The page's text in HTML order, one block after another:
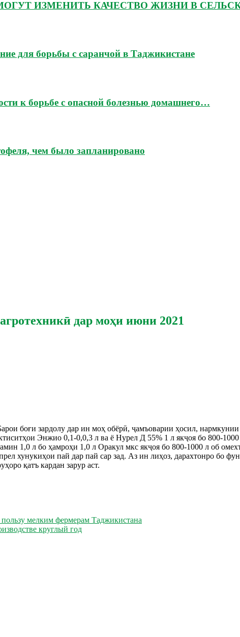
ИЗМЕНИТЬ КАЧЕСТВО ЖИЗНИ В
для борьбы с саранчой в Таджикистане
к борьбе с опасной болезнью домашнего…
чем было запланировано
дар моҳи июни 2021
боғи зардолу дар ин моҳ обёрӣ, ҷамъоварии ҳосил, нармкунии
Энжио 0,1-0,0,3 л ва ё Нурел Д 55% 1 л якҷоя бо 800-
1,0 л бо ҳамроҳи 1,0 л Оракул мкс якҷоя бо 800-1000 л об
хунукиҳои пай дар пай сар зад. Аз ин лиҳоз, дарахтонро бо
қатъ кардан зарур аст.
мелким фермерам Таджикистана
круглый год